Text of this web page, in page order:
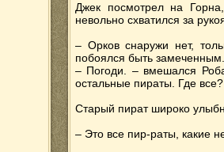
Джек посмотрел на
невольно схватился за
– Орков снаружи нет,
побоялся быть замеченным.
– Погоди. – вмешался
остальные пираты. Где
Старый пират широко
– Это все пир-раты, какие